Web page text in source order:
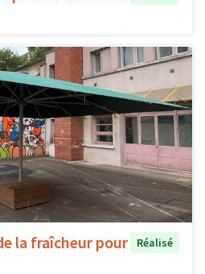
la fraîcheur pour
Réalisé